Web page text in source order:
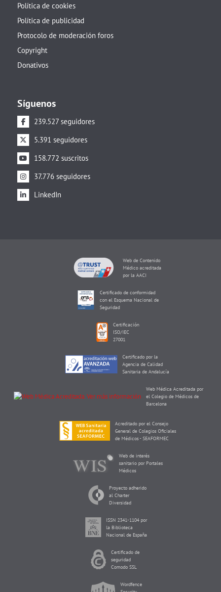
Política de cookies
Política de publicidad
Protocolo de moderación foros
Copyright
Donativos
Síguenos
239.527 seguidores
5.391 seguidores
158.772 suscritos
37.776 seguidores
LinkedIn
Web de Contenido
Médico acreditada
por la AACI
Certificado de conformidad
con el Esquema Nacional de
Seguridad
Certificación
ISO/IEC
27001
Certificado por la
Agencia de Calidad
Sanitaria de Andalucía
Web Médica Acreditada por
el Colegio de Médicos de
Barcelona
Acreditado por el Consejo
General de Colegios Oficiales
de Médicos - SEAFORMEC
Web de interés
sanitario por Portales
Médicos
Proyecto adherido
al Charter
Diversidad
ISSN 2341-1104 por
la Biblioteca
Nacional de España
Certificado de
seguridad
Comodo SSL
Wordfence